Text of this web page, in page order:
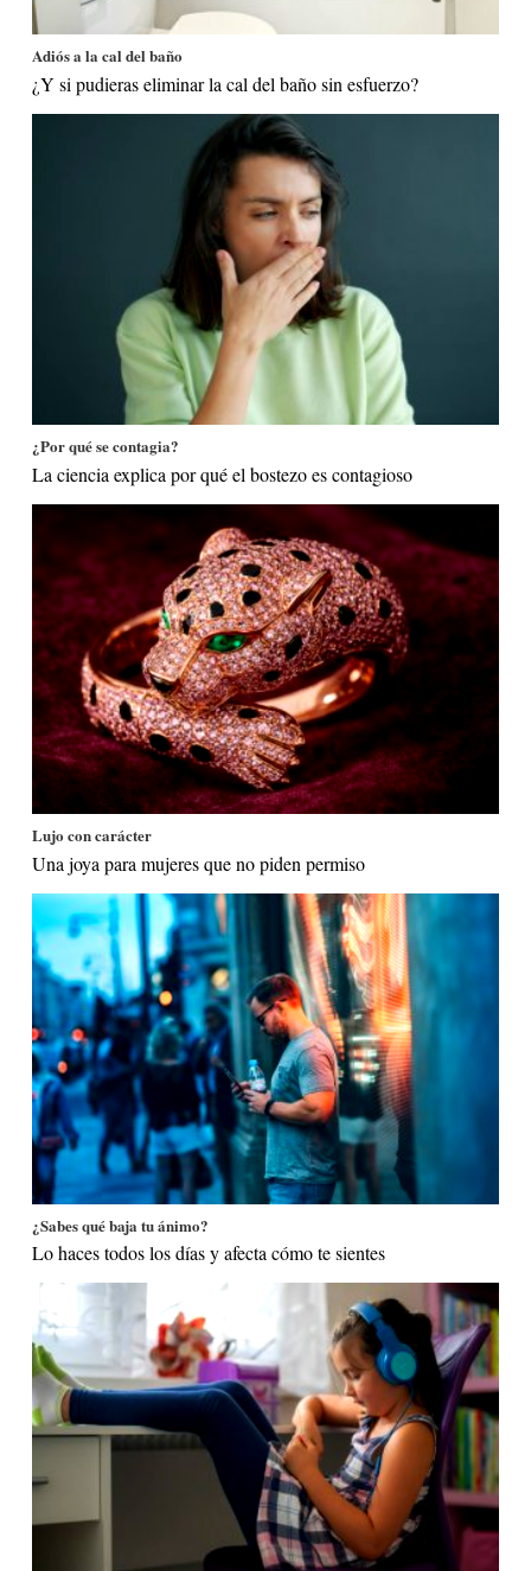
Adiós a la cal del baño
¿Y si pudieras eliminar la cal del baño sin esfuerzo?
¿Por qué se contagia?
La ciencia explica por qué el bostezo es contagioso
Lujo con carácter
Una joya para mujeres que no piden permiso
¿Sabes qué baja tu ánimo?
Lo haces todos los días y afecta cómo te sientes